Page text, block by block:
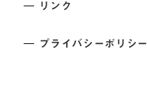
リンク
プライバシーポリシー